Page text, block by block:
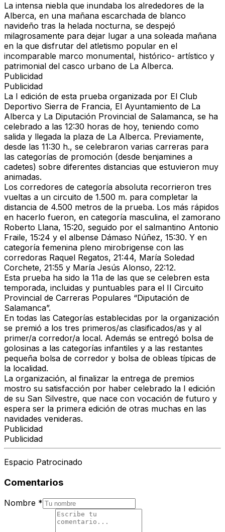
La intensa niebla que inundaba los alrededores de la
Alberca, en una mañana escarchada de blanco
navideño tras la helada nocturna, se despejó
milagrosamente para dejar lugar a una soleada mañana
en la que disfrutar del atletismo popular en el
incomparable marco monumental, histórico- artístico y
patrimonial del casco urbano de La Alberca.
Publicidad
Publicidad
La I edición de esta prueba organizada por El Club
Deportivo Sierra de Francia, El Ayuntamiento de La
Alberca y La Diputación Provincial de Salamanca, se ha
celebrado a las 12:30 horas de hoy, teniendo como
salida y llegada la plaza de La Alberca. Previamente,
desde las 11:30 h., se celebraron varias carreras para
las categorías de promoción (desde benjamines a
cadetes) sobre diferentes distancias que estuvieron muy
animadas.
Los corredores de categoría absoluta recorrieron tres
vueltas a un circuito de 1.500 m. para completar la
distancia de 4.500 metros de la prueba. Los más rápidos
en hacerlo fueron, en categoría masculina, el zamorano
Roberto Llana, 15:20, seguido por el salmantino Antonio
Fraile, 15:24 y el albense Dámaso Núñez, 15:30. Y en
categoría femenina pleno mirobrigense con las
corredoras Raquel Regatos, 21:44, María Soledad
Corchete, 21:55 y María Jesús Alonso, 22:12.
Esta prueba ha sido la 11a de las que se celebren esta
temporada, incluidas y puntuables para el II Circuito
Provincial de Carreras Populares “Diputación de
Salamanca”.
En todas las Categorías establecidas por la organización
se premió a los tres primeros/as clasificados/as y al
primer/a corredor/a local. Además se entregó bolsa de
golosinas a las categorías infantiles y a las restantes
pequeña bolsa de corredor y bolsa de obleas típicas de
la localidad.
La organización, al finalizar la entrega de premios
mostro su satisfacción por haber celebrado la I edición
de su San Silvestre, que nace con vocación de futuro y
espera ser la primera edición de otras muchas en las
navidades venideras.
Publicidad
Publicidad
Espacio Patrocinado
Comentarios
Nombre *